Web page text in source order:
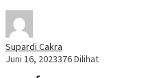
Supardi Cakra
Juni 16, 2023376 Dilihat